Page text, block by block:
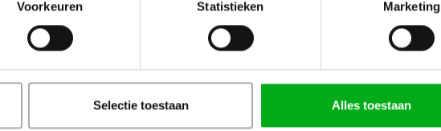
Voorkeuren Statistieken Marketing
Selectie toestaan Alles toestaan
SRS Lighting | DMX-splitter 4-kanaals met draadloos
DMX-splitter draadloos 4-kanaals splitter van SRS Light is voorzien van
XLR-uitgang en een geschakelde voeding. Lumen Radio.